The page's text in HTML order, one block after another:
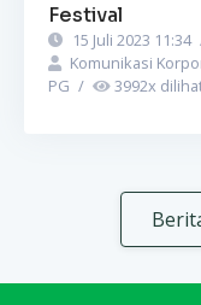
Festival
15 Juli 2023 11:34
Komunikasi
PG / 3992x